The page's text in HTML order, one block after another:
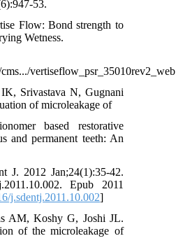
53.
Flow: Bond strength to
Wetness.
cms.../
IK, Srivastava N, Gugnani
of microleakage of
based restorative
and permanent teeth: An
J. 2012 Jan;24(1):35-42.
Epub 2011
j.sdentj.2011.10.002
AM, Koshy G, Joshi JL.
of the microleakage of